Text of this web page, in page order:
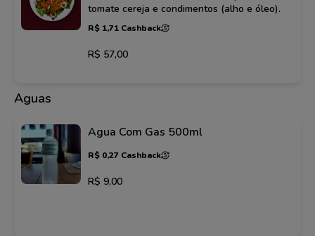
tomate cereja e condimentos (alho e óleo).
R$ 1,71 Cashback
R$ 57,00
Aguas
Agua Com Gas 500ml
R$ 0,27 Cashback
R$ 9,00